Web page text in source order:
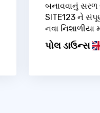
બનાવવાનું સરળ
SITE123 ને
નવા નિશાળીયા
પોલ ડાઉન્સ